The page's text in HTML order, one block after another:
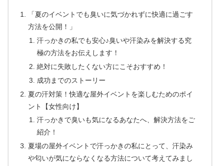
「夏のイベントでも臭いに気づかれずに快適に過ごす
方法を公開！」
汗っかきの私でも安心♪臭いや汗染みを解決する究
極の方法をお伝えします！
絶対に失敗したくない方にこそおすすめ！
成功までのストーリー
夏の汗対策！快適な屋外イベントを楽しむためのポイ
ント【女性向け】
汗っかきで臭いも気になるあなたへ、解決方法をご
紹介！
夏場の屋外イベントで汗っかきの私にとって、汗染み
や匂いが気にならなくなる方法について考えてみまし